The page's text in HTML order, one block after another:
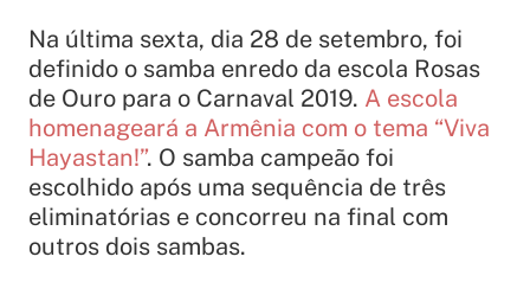
Na última sexta, dia 28 de setembro, foi
definido o samba enredo da escola Rosas
de Ouro para o Carnaval 2019. A escola
homenageará a Armênia com o tema “Viva
Hayastan!”. O samba campeão foi
escolhido após uma sequência de três
eliminatórias e concorreu na final com
outros dois sambas.